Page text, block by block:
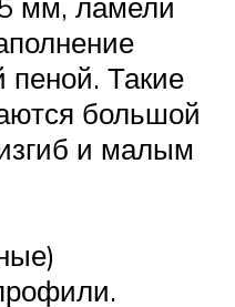
мм, ламели
пеной. Такие
большой
и малым